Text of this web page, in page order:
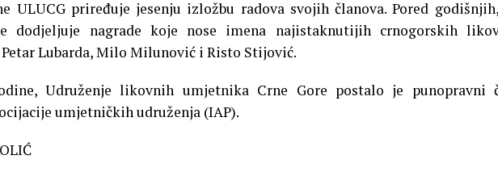
ULUCG priređuje jesenju izložbu radova svojih članova. Pored
dodjeljuje nagrade koje nose imena najistaknutijih crnogorskih
Lubarda, Milo Milunović i Risto Stijović.
Udruženje likovnih umjetnika Crne Gore postalo je punopravni
umjetničkih udruženja (IAP).